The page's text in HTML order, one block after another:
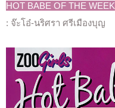
HOT BABE OF THE WEEK
: จ๊ะโอ๋-นริศรา ศรีเมืองบุญ